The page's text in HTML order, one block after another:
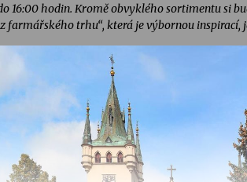
16:00 hodin. Kromě obvyklého sortimentu si
farmářského trhu“, která je výbornou